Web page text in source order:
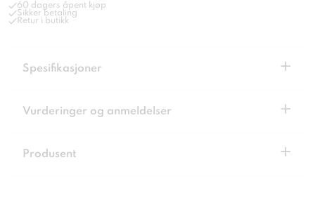
60 dagers åpent kjøp
Sikker betaling
Retur i butikk
Spesifikasjoner +
Vurderinger og anmeldelser +
Produsent +